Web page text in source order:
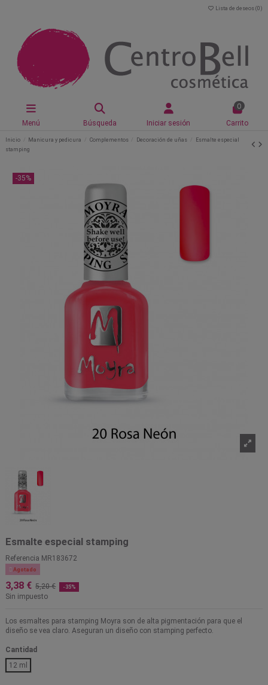
Lista de deseos (0 )
Menú Búsqueda Iniciar sesión
0
Carrito
Inicio Manicura y pedicura Complementos Decoración de uñas
Esmalte especial
stamping
-35%
Esmalte especial stamping
Referencia MR183672
 Agotado
3,38 € 5,20 € -35%
Sin impuesto
Los esmaltes para stamping Moyra son de alta pigmentación para que el
diseño se vea claro. Aseguran un diseño con stamping perfecto.
Cantidad
12 ml